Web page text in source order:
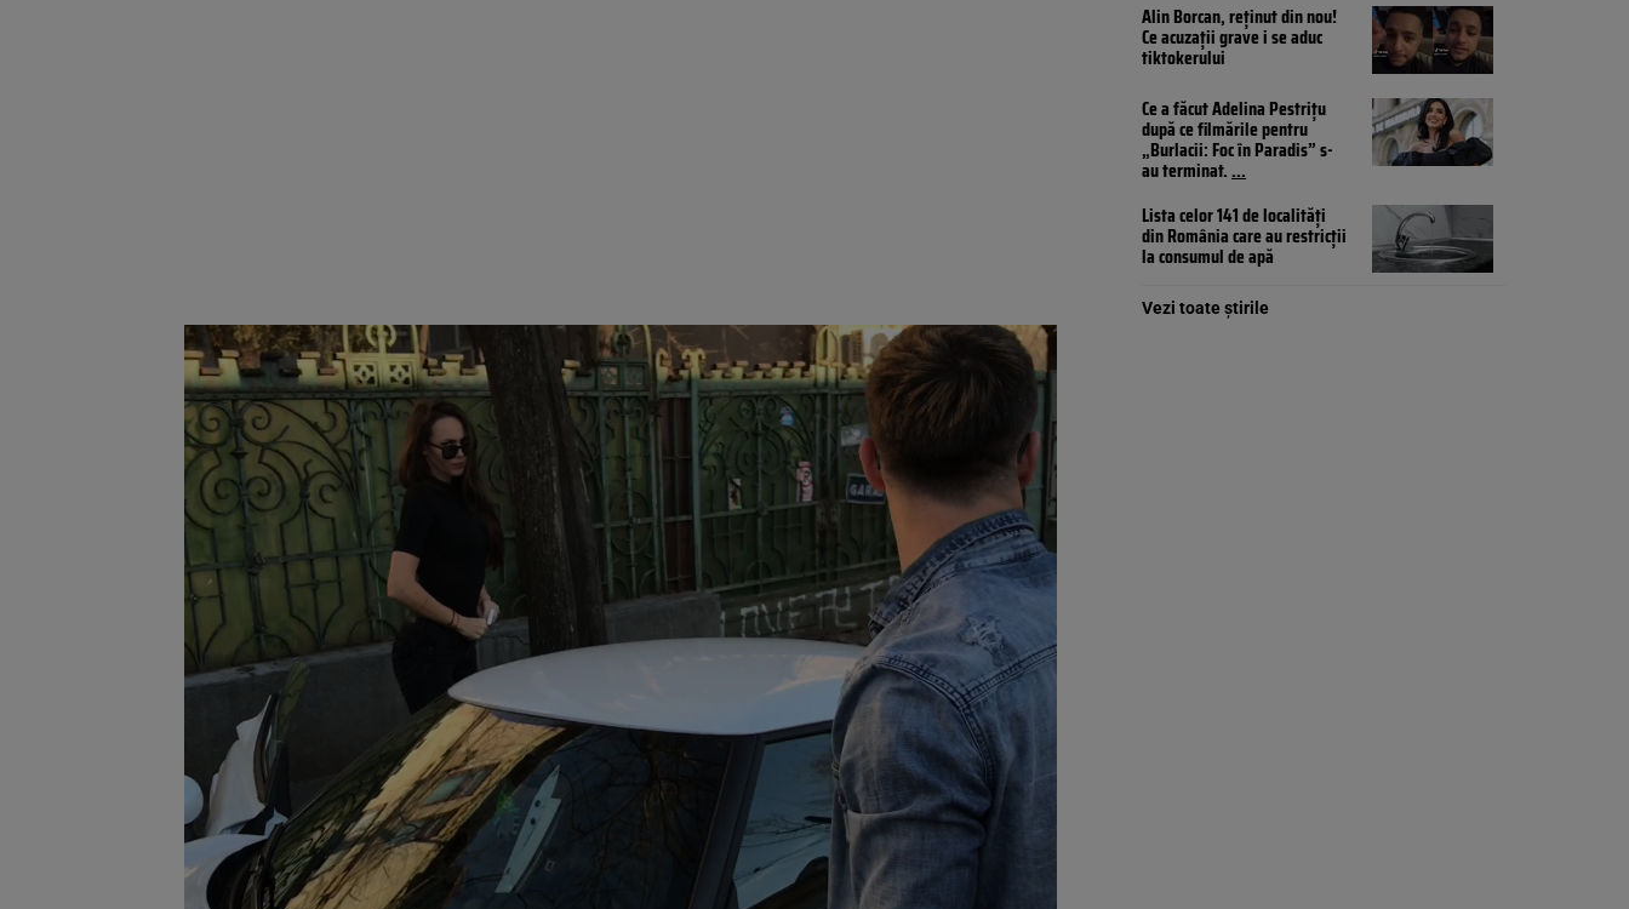
Alin Borcan, reținut din nou!
Ce acuzații grave i se aduc
tiktokerului
Ce a făcut Adelina Pestrițu
după ce filmările pentru
„Burlacii: Foc în Paradis” s-
au terminat....
Lista celor 141 de localități
din România care au restricții
la consumul de apă
Vezi toate știrile